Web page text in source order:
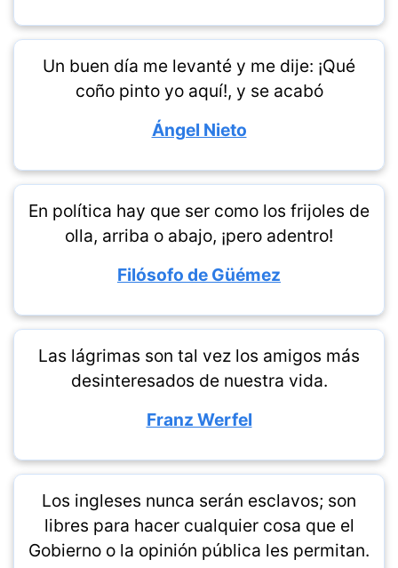
Un buen día me levanté y me dije: ¡Qué
coño pinto yo aquí!, y se acabó
Ángel Nieto
En política hay que ser como los frijoles de
olla, arriba o abajo, ¡pero adentro!
Filósofo de Güémez
Las lágrimas son tal vez los amigos más
desinteresados de nuestra vida.
Franz Werfel
Los ingleses nunca serán esclavos; son
libres para hacer cualquier cosa que el
Gobierno o la opinión pública les permitan.